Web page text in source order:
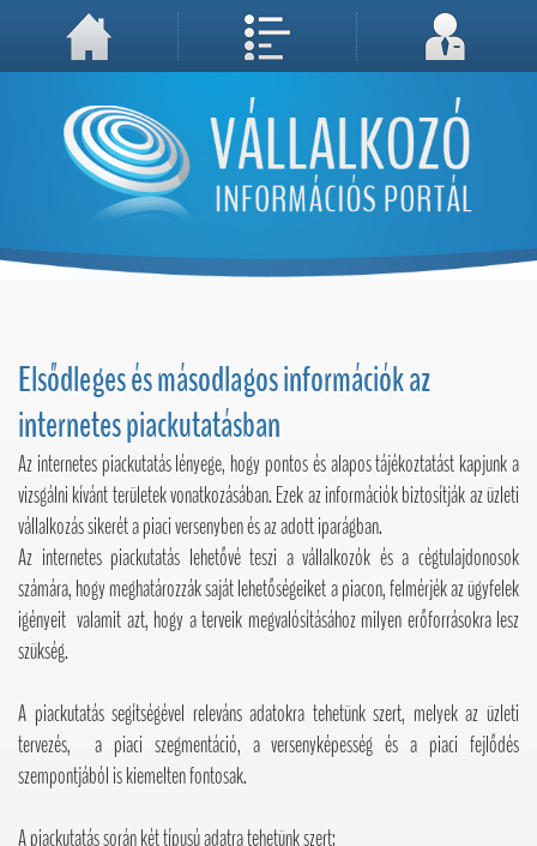
A weboldal használatával Ön elfogadja, hogy Cookie-kat (sütiket) tároljunk számítógépén. A sütik a weboldal megfelelő működéséhez
Megértettem, folytatás...
Elsődleges és másodlagos információk az
internetes piackutatásban
Az internetes piackutatás lényege, hogy pontos és alapos tájékoztatást kapjunk a
vizsgálni kívánt területek vonatkozásában. Ezek az információk biztosítják az üzleti
vállalkozás sikerét a piaci versenyben és az adott iparágban.
Az internetes piackutatás lehetővé teszi a vállalkozók és a cégtulajdonosok
számára, hogy meghatározzák saját lehetőségeiket a piacon, felmérjék az ügyfelek
igényeit valamit azt, hogy a terveik megvalósításához milyen erőforrásokra lesz
szükség.
A piackutatás segítségével releváns adatokra tehetünk szert, melyek az üzleti
tervezés, a piaci szegmentáció, a versenyképesség és a piaci fejlődés
szempontjából is kiemelten fontosak.
A piackutatás során két típusú adatra tehetünk szert: